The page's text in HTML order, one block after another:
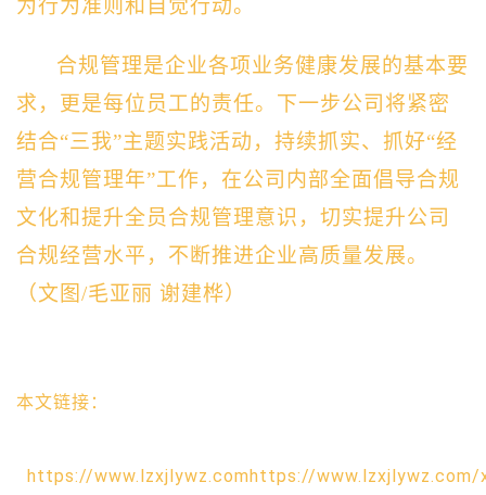
为行为准则和自觉行动。
合规管理是企业各项业务健康发展的基本要
求，更是每位员工的责任。下一步公司将紧密
结合“三我”主题实践活动，持续抓实、抓好“经
营合规管理年”工作，在公司内部全面倡导合规
文化和提升全员合规管理意识，切实提升公司
合规经营水平，不断推进企业高质量发展。
（文图/毛亚丽 谢建桦）
本文链接：
https://www.lzxjlywz.comhttps://www.lzxjlywz.com/